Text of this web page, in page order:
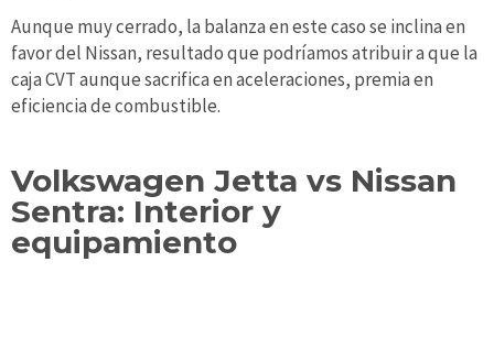
Aunque muy cerrado, la balanza en este caso se inclina en
favor del Nissan, resultado que podríamos atribuir a que la
caja CVT aunque sacrifica en aceleraciones, premia en
eficiencia de combustible.
Volkswagen Jetta vs Nissan
Sentra: Interior y
equipamiento